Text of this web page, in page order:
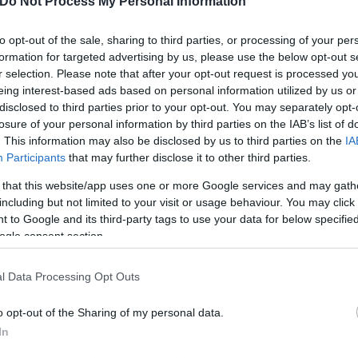
opt-out of the sale, sharing to third parties, or processing of your
for targeted advertising by us, please use the below opt-out
selection. Please note that after your opt-out request is processed
interest-based ads based on personal information utilized by us
to third parties prior to your opt-out. You may separately
of your personal information by third parties on the IAB’s list of
This information may also be disclosed by us to third parties on the
Participants that may further disclose it to other third parties.
that this website/app uses one or more Google services and may
but not limited to your visit or usage behaviour. You may
to Google and its third-party tags to use your data for below
consent section.
Data Processing Opt Outs
opt-out of the Sharing of my personal data.
ευρώ
προγράμματος
Μητσοτάκη, το πρόγραμμα «Τουρισμός
προϋπολογισμό να ανέρχεται στα 61 εκατ.
δικαιούχοι, για το τρέχον έτος, να